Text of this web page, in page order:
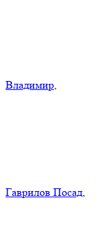
Владимир,
Гаврилов Посад,